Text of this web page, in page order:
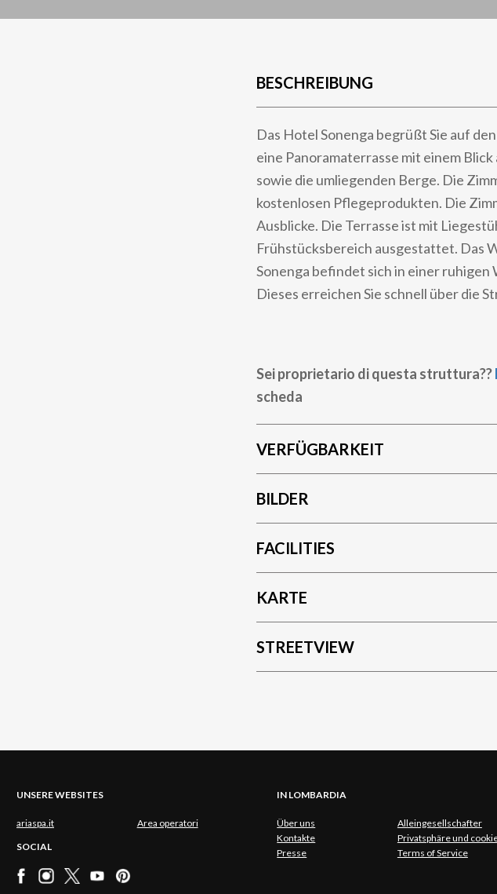
BESCHREIBUNG
Das Hotel Sonenga begrüßt Sie auf
eine Panoramaterrasse mit einem
sowie die umliegenden Berge. Die
kostenlosen Pflegeprodukten. Die
Ausblicke. Die Terrasse ist mit
Frühstücksbereich ausgestattet. Das
Sonenga befindet sich in einer
Dieses erreichen Sie schnell über die
Sei proprietario di questa struttura??
scheda
VERFÜGBARKEIT
BILDER
FACILITIES
KARTE
STREETVIEW
UNSERE WEBSITES
ariaspa.it Area operatori
SOCIAL
IN LOMBARDIA
Über uns
Alleingesellschafter
Kontakte
Privatsphäre und
Presse
Terms of Service